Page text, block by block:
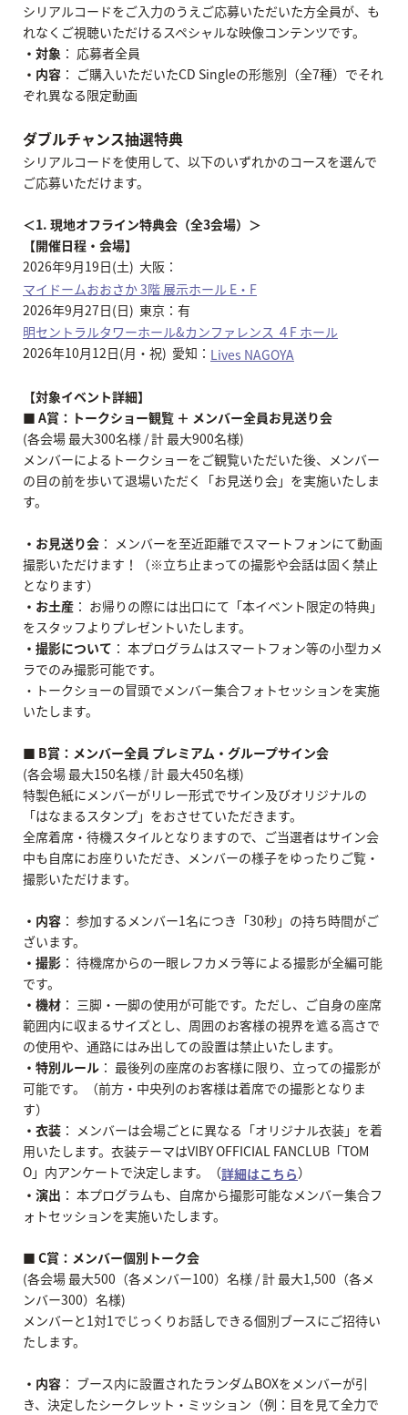
シリアルコードをご入力のうえご応募いただいた方全員が、も
れなくご視聴いただけるスペシャルな映像コンテンツです。
・対象 ： 応募者全員
・内容 ： ご購入いただいたCD Singleの形態別（全7種）でそれ
ぞれ異なる限定動画
ダブルチャンス抽選特典
シリアルコードを使用して、以下のいずれかのコースを選んで
ご応募いただけます。
＜1. 現地オフライン特典会（全3会場）＞
【開催日程・会場】
2026年9月19日(土) 大阪：
マイドームおおさか 3階 展示ホール E・F
2026年9月27日(日) 東京：有
明セントラルタワーホール&カンファレンス ４F ホール
2026年10月12日(月・祝) 愛知： Lives NAGOYA
【対象イベント詳細】
■ A賞：トークショー観覧 ＋ メンバー全員お見送り会
(各会場 最大300名様 / 計 最大900名様)
メンバーによるトークショーをご観覧いただいた後、メンバー
の目の前を歩いて退場いただく「お見送り会」を実施いたしま
す。
・お見送り会 ： メンバーを至近距離でスマートフォンにて動画
撮影いただけます！（※立ち止まっての撮影や会話は固く禁止
となります）
・お土産 ： お帰りの際には出口にて「本イベント限定の特典」
をスタッフよりプレゼントいたします。
・撮影について ： 本プログラムはスマートフォン等の小型カメ
ラでのみ撮影可能です。
・トークショーの冒頭でメンバー集合フォトセッションを実施
いたします。
■ B賞：メンバー全員 プレミアム・グループサイン会
(各会場 最大150名様 / 計 最大450名様)
特製色紙にメンバーがリレー形式でサイン及びオリジナルの
「はなまるスタンプ」をおさせていただきます。
全席着席・待機スタイルとなりますので、ご当選者はサイン会
中も自席にお座りいただき、メンバーの様子をゆったりご覧・
撮影いただけます。
・内容 ： 参加するメンバー1名につき「30秒」の持ち時間がご
ざいます。
・撮影 ： 待機席からの一眼レフカメラ等による撮影が全編可能
です。
・機材 ： 三脚・一脚の使用が可能です。ただし、ご自身の座席
範囲内に収まるサイズとし、周囲のお客様の視界を遮る高さで
の使用や、通路にはみ出しての設置は禁止いたします。
・特別ルール ： 最後列の座席のお客様に限り、立っての撮影が
可能です。（前方・中央列のお客様は着席での撮影となりま
す）
・衣装 ： メンバーは会場ごとに異なる「オリジナル衣装」を着
用いたします。衣装テーマはVIBY OFFICIAL FANCLUB「TOM
O」内アンケートで決定します。（詳細はこちら）
・演出 ： 本プログラムも、自席から撮影可能なメンバー集合フ
ォトセッションを実施いたします。
■ C賞：メンバー個別トーク会
(各会場 最大500（各メンバー100）名様 / 計 最大1,500（各メ
ンバー300）名様)
メンバーと1対1でじっくりお話しできる個別ブースにご招待い
たします。
・内容 ： ブース内に設置されたランダムBOXをメンバーが引
き、決定したシークレット・ミッション（例：目を見て全力で